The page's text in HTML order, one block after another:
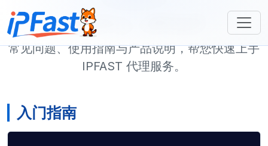
帮助中心｜IPFAST
常见问题、使用指南与产品说明，帮您快速上手
IPFAST 代理服务。
入门指南